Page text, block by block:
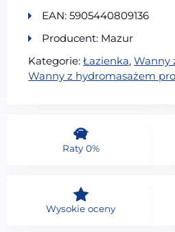
EAN: 5905440809136
Producent: Mazur
Kategorie:Łazienka,Wanny
Wanny z hydromasażem
Raty 0%
Wysokie oceny